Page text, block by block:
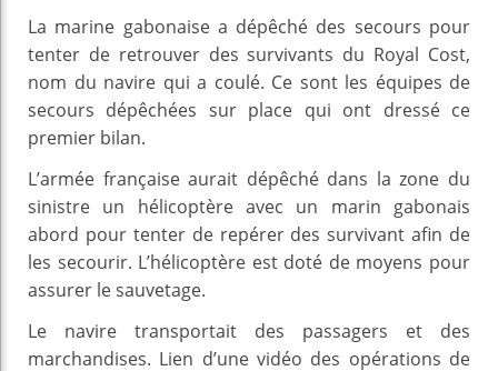
La marine gabonaise a dépêché des secours pour
tenter de retrouver des survivants du Royal Cost,
nom du navire qui a coulé. Ce sont les équipes de
secours dépêchées sur place qui ont dressé ce
premier bilan.
L’armée française aurait dépêché dans la zone du
sinistre un hélicoptère avec un marin gabonais
abord pour tenter de repérer des survivant afin de
les secourir. L’hélicoptère est doté de moyens pour
assurer le sauvetage.
Le navire transportait des passagers et des
marchandises. Lien d’une vidéo des opérations de